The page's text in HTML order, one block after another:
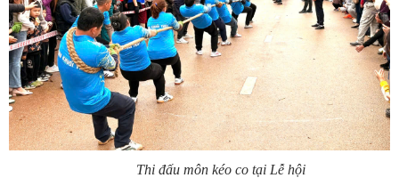
Thi đấu môn kéo co tại Lễ hội